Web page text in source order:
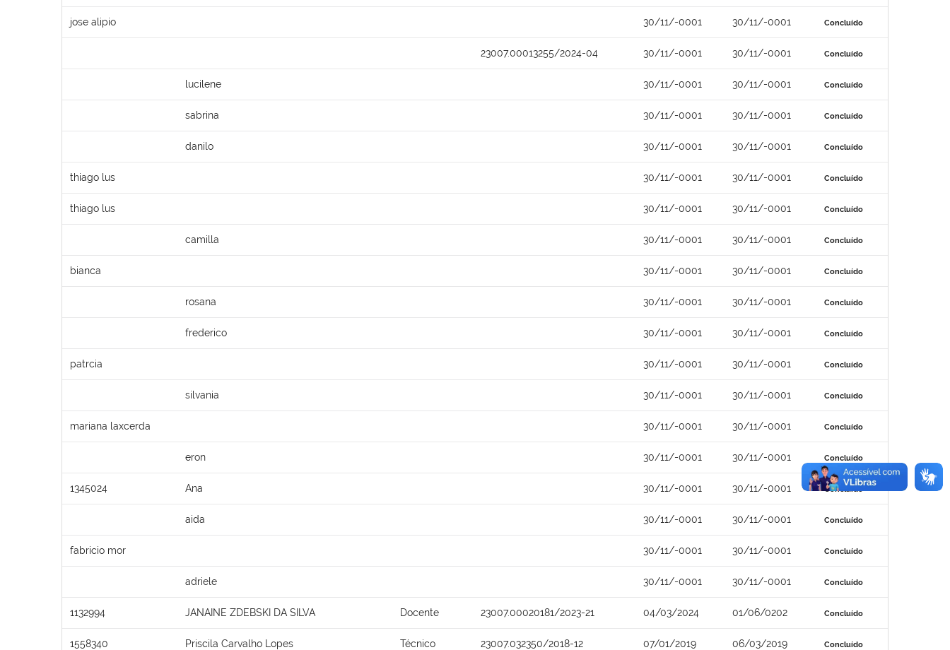
jose alipio 30/11/-0001 30/11/-0001 Concluído
23007.00013255/2024-04 30/11/-0001 30/11/-0001 Concluído
lucilene 30/11/-0001 30/11/-0001 Concluído
sabrina 30/11/-0001 30/11/-0001 Concluído
danilo 30/11/-0001 30/11/-0001 Concluído
thiago lus 30/11/-0001 30/11/-0001 Concluído
thiago lus 30/11/-0001 30/11/-0001 Concluído
camilla 30/11/-0001 30/11/-0001 Concluído
bianca 30/11/-0001 30/11/-0001 Concluído
rosana 30/11/-0001 30/11/-0001 Concluído
frederico 30/11/-0001 30/11/-0001 Concluído
patrcia 30/11/-0001 30/11/-0001 Concluído
silvania 30/11/-0001 30/11/-0001 Concluído
mariana laxcerda 30/11/-0001 30/11/-0001 Concluído
eron 30/11/-0001 30/11/-0001 Concluído
1345024 Ana 30/11/-0001 30/11/-0001 Concluído
aida 30/11/-0001 30/11/-0001 Concluído
fabricio mor 30/11/-0001 30/11/-0001 Concluído
adriele 30/11/-0001 30/11/-0001 Concluído
1132994 JANAINE ZDEBSKI DA SILVA Docente 23007.00020181/2023-21 04/03/2024 01/06/0202 Concluído
1558340 Priscila Carvalho Lopes Técnico 23007.032350/2018-12 07/01/2019 06/03/2019 Concluído